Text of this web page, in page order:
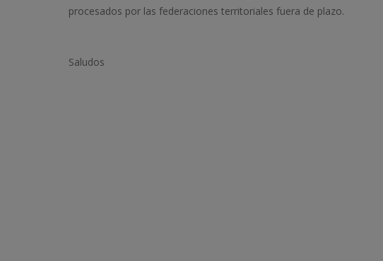
procesados por las federaciones territoriales fuera de plazo.
Saludos